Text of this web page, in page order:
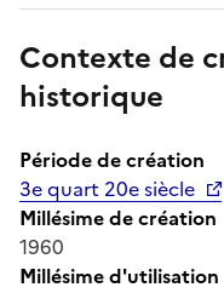
Contexte de
historique
Période de création
3e quart 20e siècle
Millésime de création
1960
Millésime d'utilisation